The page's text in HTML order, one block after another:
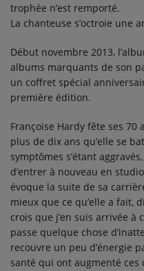
trophée n’est remporté.
La chanteuse s’octroie une
Début novembre 2013,
albums marquants de son
un coffret spécial
première édition.
Françoise Hardy fête ses 70
plus de dix ans qu’elle se
symptômes s’étant
d’entrer à nouveau en
évoque la suite de sa
mieux que ce qu’elle a fait,
crois que j’en suis arrivée à
passe quelque chose
recouvre un peu d’énergie
santé qui ont augmenté ces